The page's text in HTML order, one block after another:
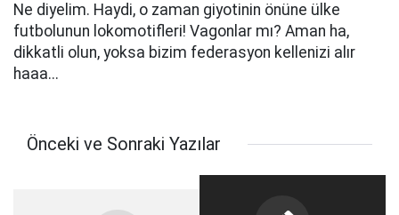
Ne diyelim. Haydi, o zaman giyotinin önüne ülke
futbolunun lokomotifleri! Vagonlar mı? Aman ha,
dikkatli olun, yoksa bizim federasyon kellenizi alır
haaa...
Önceki ve Sonraki Yazılar